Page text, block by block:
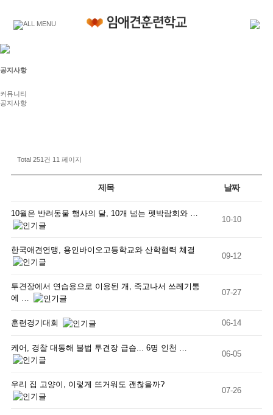
공지사항
커뮤니티
공지사항
Total 251건 11 페이지
제목 날짜
10월은 반려동물 행사의 달, 10개 넘는 펫박람회와 …
10-10
한국애견연맹, 용인바이오고등학교와 산학협력 체결
09-12
투견장에서 연습용으로 이용된 개, 죽고나서 쓰레기통
에 …
07-27
훈련경기대회 06-14
케어, 경찰 대동해 불법 투견장 급습... 6명 인천 …
06-05
우리 집 고양이, 이렇게 뜨거워도 괜찮을까?
07-26